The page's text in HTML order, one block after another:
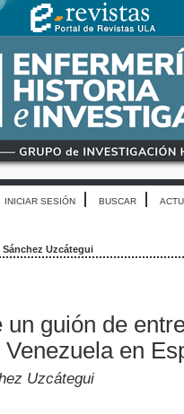
INICIAR SESIÓN BUSCAR
Sánchez Uzcátegui
un guión de
en
Uzcátegui